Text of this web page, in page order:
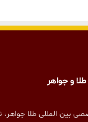
و جواهر
بین المللی طلا جواهر،